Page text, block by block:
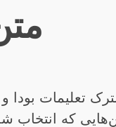
تعلیمات بودا
که انتخاب